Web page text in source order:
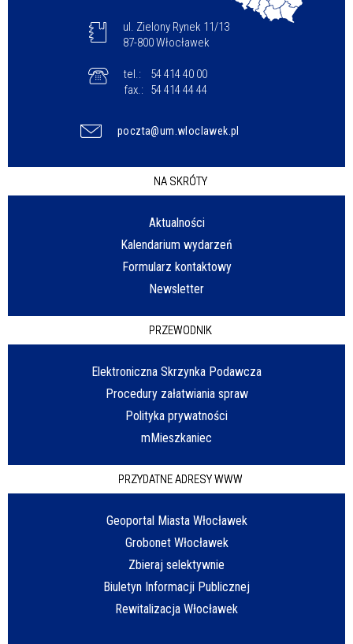
ul. Zielony Rynek 11/13
87-800 Włocławek
tel.:
54 414 40 00
fax.:
54 414 44 44
poczta@um.wloclawek.pl
NA SKRÓTY
Aktualności
Kalendarium wydarzeń
Formularz kontaktowy
Newsletter
PRZEWODNIK
Elektroniczna Skrzynka Podawcza
Procedury załatwiania spraw
Polityka prywatności
mMieszkaniec
PRZYDATNE ADRESY WWW
Geoportal Miasta Włocławek
Grobonet Włocławek
Zbieraj selektywnie
Biuletyn Informacji Publicznej
Rewitalizacja Włocławek